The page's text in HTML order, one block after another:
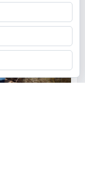
gestionar las cookies,